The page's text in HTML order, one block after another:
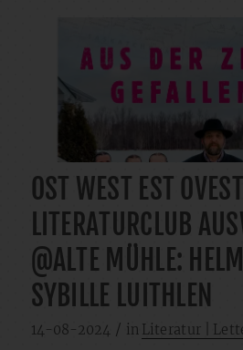
OST WEST EST OVEST
LITERATURCLUB
@ALTE MÜHLE:
SYBILLE LUITHLEN
14-08-2024 / in Literatur |